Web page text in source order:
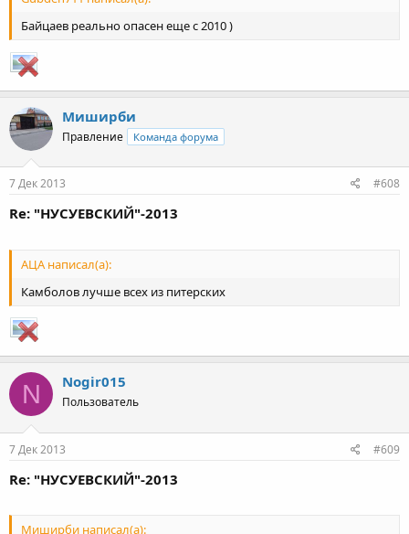
Байцаев реально опасен еще с 2010 )
Миширби
Правление Команда форума
7 Дек 2013 #608
Re: "НУСУЕВСКИЙ"-2013
АЦА написал(а):
Камболов лучше всех из питерских
N Nogir015
Пользователь
7 Дек 2013 #609
Re: "НУСУЕВСКИЙ"-2013
Миширби написал(а):